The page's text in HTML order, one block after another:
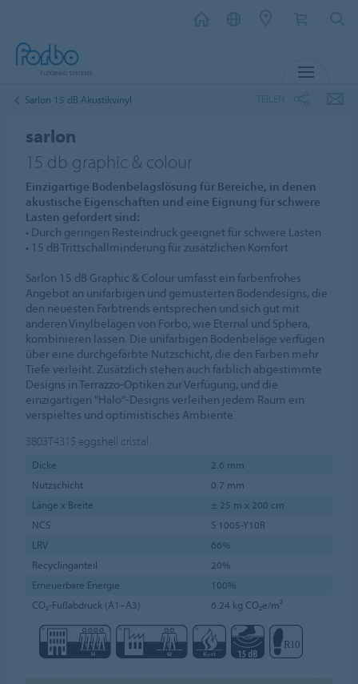
Sarlon 15 dB Akustikvinyl
sarlon
15 db graphic & colour
Einzigartige Bodenbelagslösung für Bereiche, in denen
akustische Eigenschaften und eine Eignung für schwere
Lasten gefordert sind:
• Durch geringen Resteindruck geeignet für schwere Lasten
• 15 dB Trittschallminderung für zusätzlichen Komfort
Sarlon 15 dB Graphic & Colour umfasst ein farbenfrohes
Angebot an unifarbigen und gemusterten Bodendesigns, die
den neuesten Farbtrends entsprechen und sich gut mit
anderen Vinylbelägen von Forbo, wie Eternal und Sphera,
kombinieren lassen. Die unifarbigen Bodenbeläge verfügen
über eine durchgefärbte Nutzschicht, die den Farben mehr
Tiefe verleiht. Zusätzlich stehen auch farblich abgestimmte
Designs in Terrazzo-Optiken zur Verfügung, und die
einzigartigen "Halo"-Designs verleihen jedem Raum ein
verspieltes und optimistisches Ambiente.
3803T4315 eggshell cristal
Dicke
2.6 mm
Nutzschicht
0.7 mm
Länge x Breite
± 25 m x 200 cm
NCS
S 1005-Y10R
LRV
66%
Recyclinganteil
20%
Erneuerbare Energie
100%
CO₂-Fußabdruck (A1–A3)
6.24 kg CO₂e/m²